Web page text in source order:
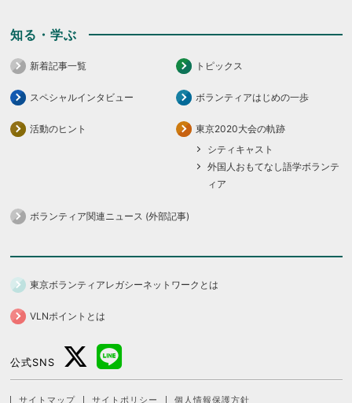
知る・学ぶ
新着記事一覧 トピックス
スペシャルインタビュー ボランティアはじめの一歩
活動のヒント
東京2020大会の軌跡
シティキャスト
外国人おもてなし語学ボランテ
ィア
ボランティア関連ニュース (外部記事)
東京ボランティアレガシーネットワークとは
VLNポイントとは
公式SNS
サイトマップ サイトポリシー 個人情報保護方針